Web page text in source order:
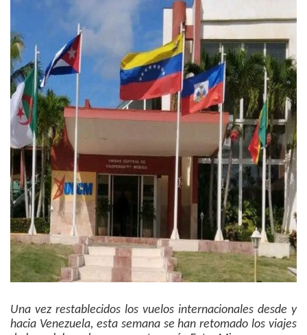
Una vez restablecidos los vuelos internacionales desde y
hacia Venezuela, esta semana se han retomado los viajes